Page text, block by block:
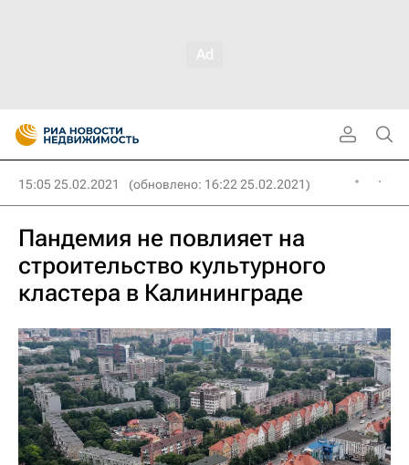
15:05 25.02.2021 (обновлено: 16:22 25.02.2021)
Пандемия не повлияет на
строительство культурного
кластера в Калининграде